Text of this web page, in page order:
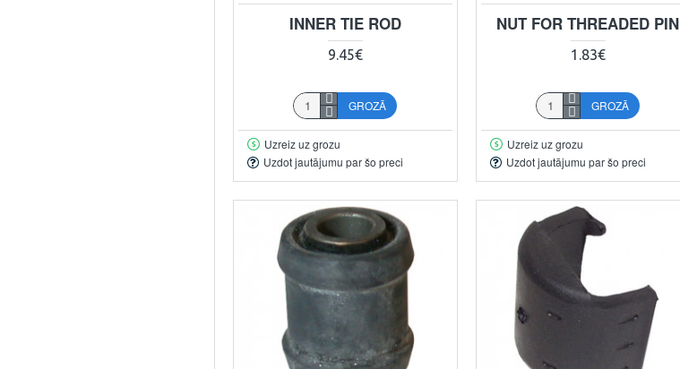
INNER TIE ROD
9.45€
GROZĀ
Uzreiz uz grozu
Uzdot jautājumu par šo preci
NUT FOR THREADED PIN
1.83€
GROZĀ
Uzreiz uz grozu
Uzdot jautājumu par šo preci